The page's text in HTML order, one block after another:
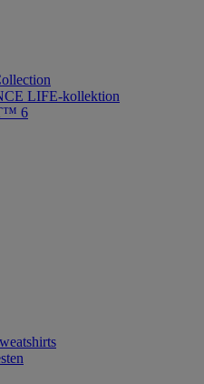
LIFE-kollektion
6